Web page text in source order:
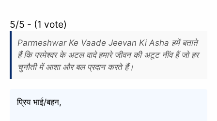
5/5 - (1 vote)
Parmeshwar Ke Vaade Jeevan Ki Asha हमें बताते
हैं कि परमेश्वर के अटल वादे हमारे जीवन की अटूट नींव हैं जो हर
चुनौती में आशा और बल प्रदान करते हैं।
प्रिय भाई/बहन,